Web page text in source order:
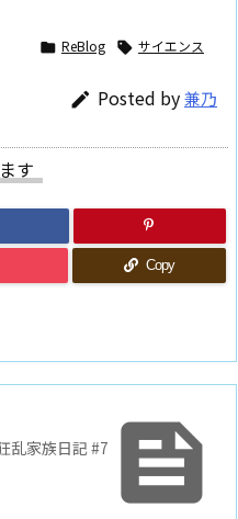
 ReBlog  サイエンス
 Posted by兼乃
す
Copy

乱家族日記 #7